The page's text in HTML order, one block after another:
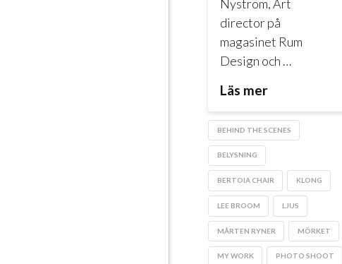
Nyström, Art
director på
magasinet Rum
Design och …
Läs mer
BEHIND THE SCENES
BELYSNING
BERTOIA CHAIR KLONG
LEE BROOM LJUS
MÅRTEN RYNER MÖRKET
MY WORK PHOTO SHOOT